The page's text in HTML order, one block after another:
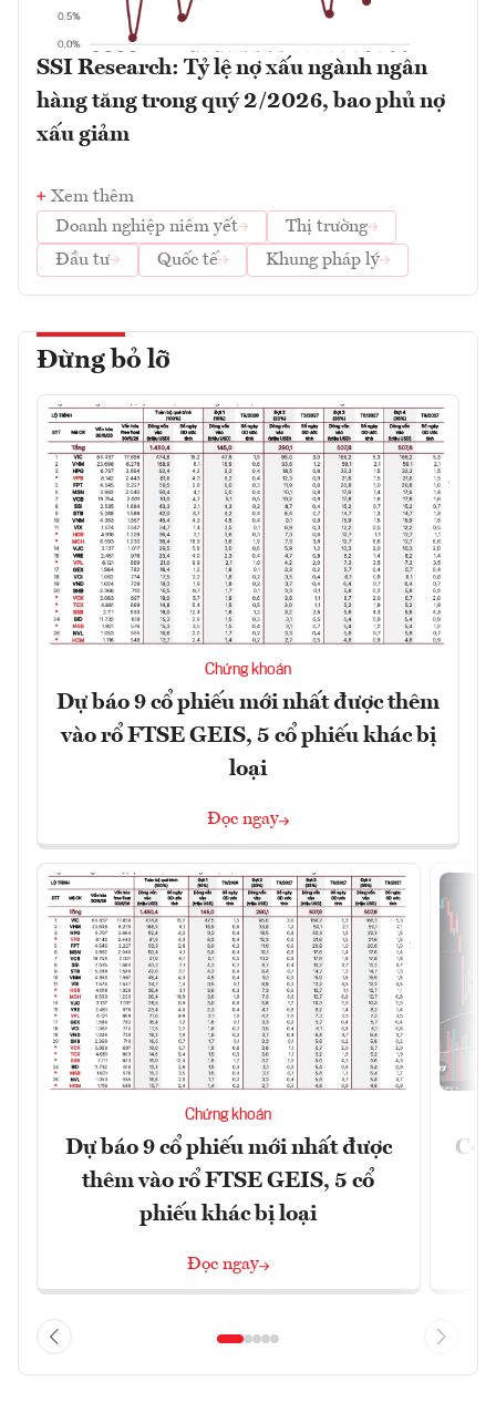
SSI Research: Tỷ lệ nợ xấu ngành ngân
hàng tăng trong quý 2/2026, bao phủ nợ
xấu giảm
Xem thêm
Doanh nghiệp niêm yết
Thị trường
Đầu tư
Quốc tế Khung pháp lý
Đừng bỏ lỡ
Chứng khoán
Dự báo 9 cổ phiếu mới nhất được thêm
vào rổ FTSE GEIS, 5 cổ phiếu khác bị
loại
Đọc ngay
Chứng khoán
Dự báo 9 cổ phiếu mới nhất được
thêm vào rổ FTSE GEIS, 5 cổ
phiếu khác bị loại
Đọc ngay
Có